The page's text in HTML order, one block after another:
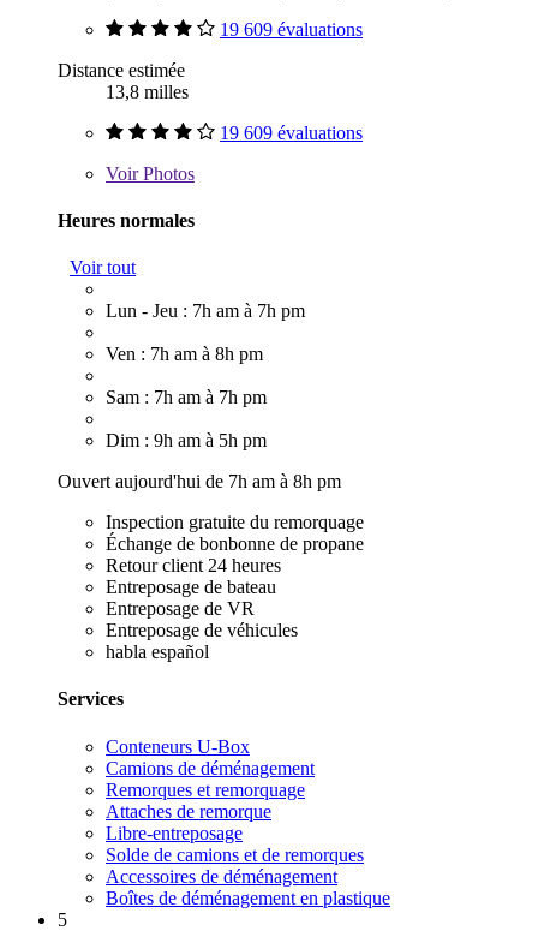
19 609 évaluations
Distance estimée
13,8 milles
19 609 évaluations
VoirPhotos
Heures normales
Voir tout
Lun - Jeu : 7h am à 7h pm
Ven : 7h am à 8h pm
Sam : 7h am à 7h pm
Dim : 9h am à 5h pm
Ouvert aujourd'hui de 7h am à 8h pm
Inspection gratuite du remorquage
Échange de bonbonne de propane
Retour client 24 heures
Entreposage de bateau
Entreposage de VR
Entreposage de véhicules
habla español
Services
Conteneurs U-Box
Camions de déménagement
Remorques et remorquage
Attaches de remorque
Libre-entreposage
Solde de camions et de remorques
Accessoires de déménagement
Boîtes de déménagement en plastique
5